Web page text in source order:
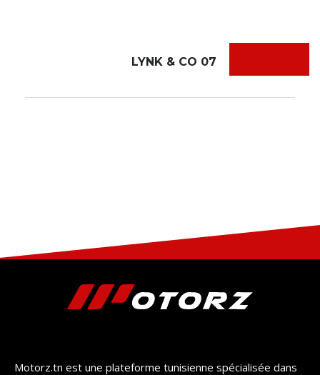
LYNK & CO 07
Motorz.tn est une plateforme tunisienne spécialisée dans